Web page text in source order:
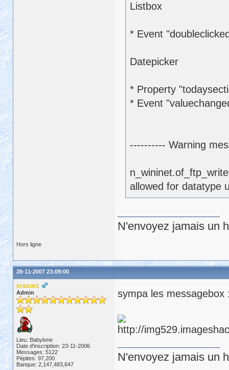
Listbox
* Event
Datepicker
* Property
* Event
---------- Warning
allowed for datatype
N'envoyez jamais un
Hors ligne
28-11-2007 23:09:00
erasorz
Admin
Lieu: Babylone
Date d'inscription: 23-11-2006
Messages: 5122
Pépites: 97,200
Banque: 2,147,483,647
sympa les
N'envoyez jamais un